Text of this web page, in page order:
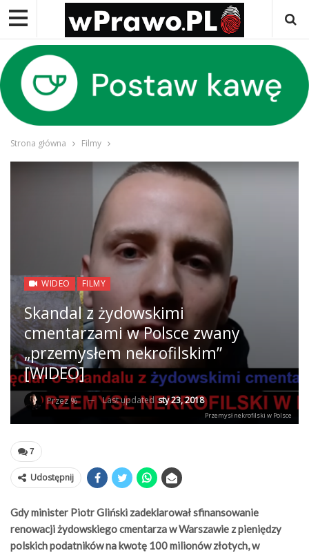
Strona główna Filmy
WIDEO FILMY
Skandal z żydowskimi
cmentarzami w Polsce zwany
„przemysłem nekrofilskim”
[WIDEO]
Przez % Last updated sty 23, 2018
Przemysł nekrofilski w Polsce
7
Udostępnij
Gdy minister Piotr Gliński zadeklarował sfinansowanie
renowacji żydowskiego cmentarza w Warszawie z pieniędzy
polskich podatników na kwotę 100 milionów złotych, w